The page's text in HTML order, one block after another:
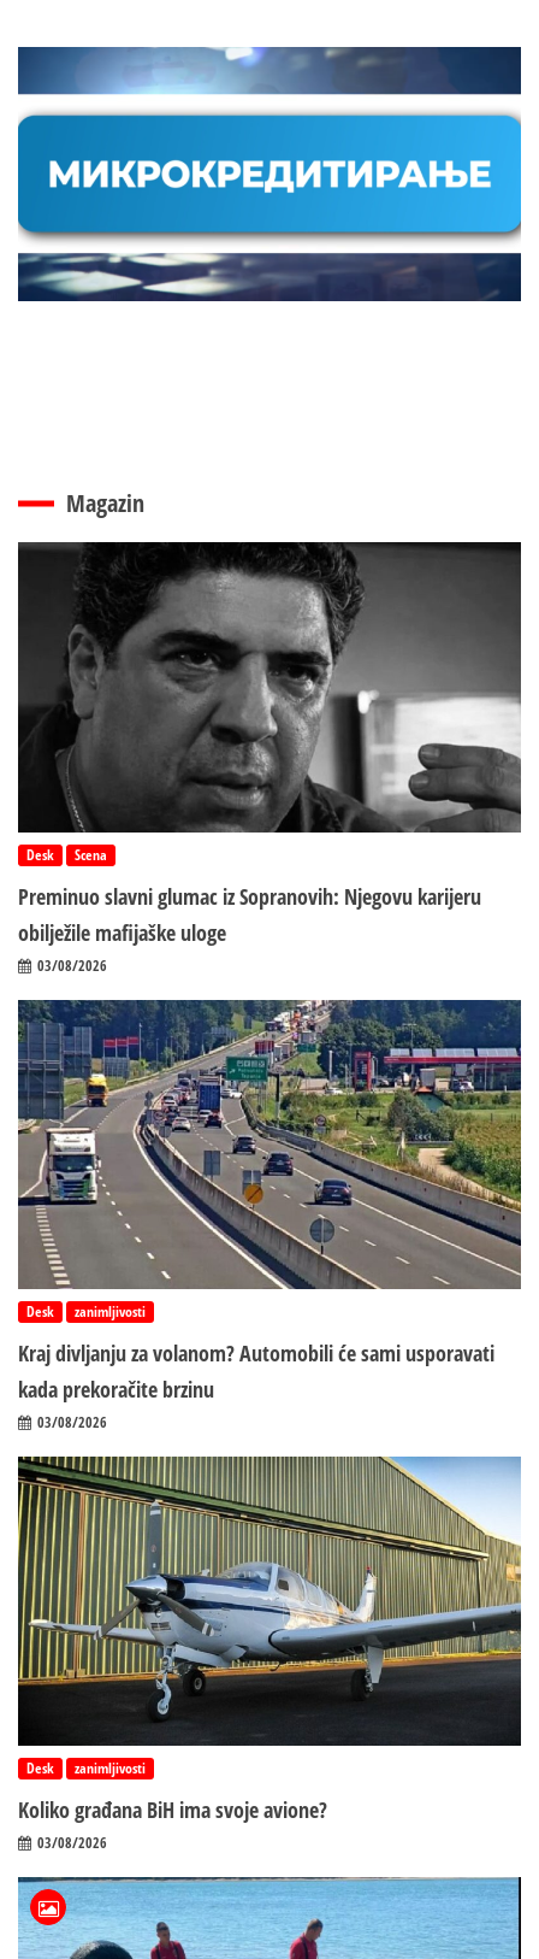
Magazin
Desk Scena
Preminuo slavni glumac iz Sopranovih: Njegovu karijeru
obilježile mafijaške uloge
03/08/2026
Desk zanimljivosti
Kraj divljanju za volanom? Automobili će sami usporavati
kada prekoračite brzinu
03/08/2026
Desk zanimljivosti
Koliko građana BiH ima svoje avione?
03/08/2026